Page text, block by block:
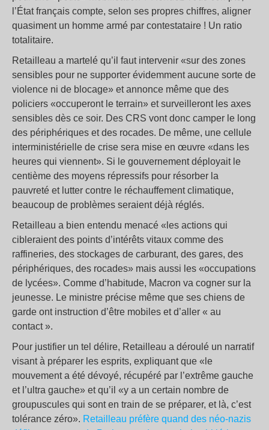
l’État français compte, selon ses propres chiffres, aligner
quasiment un homme armé par contestataire ! Un ratio
totalitaire.
Retailleau a martelé qu’il faut intervenir «sur des zones
sensibles pour ne supporter évidemment aucune sorte de
violence ni de blocage» et annonce même que des
policiers «occuperont le terrain» et surveilleront les axes
sensibles dès ce soir. Des CRS vont donc camper le long
des périphériques et des rocades. De même, une cellule
interministérielle de crise sera mise en œuvre «dans les
heures qui viennent». Si le gouvernement déployait le
centième des moyens répressifs pour résorber la
pauvreté et lutter contre le réchauffement climatique,
beaucoup de problèmes seraient déjà réglés.
Retailleau a bien entendu menacé «les actions qui
cibleraient des points d’intérêts vitaux comme des
raffineries, des stockages de carburant, des gares, des
périphériques, des rocades» mais aussi les «occupations
de lycées». Comme d’habitude, Macron va cogner sur la
jeunesse. Le ministre précise même que ses chiens de
garde ont instruction d’être mobiles et d’aller « au
contact ».
Pour justifier un tel délire, Retailleau a déroulé un narratif
visant à préparer les esprits, expliquant que «le
mouvement a été dévoyé, récupéré par l’extrême gauche
et l’ultra gauche» et qu’il «y a un certain nombre de
groupuscules qui sont en train de se préparer, et là, c’est
tolérance zéro». Retailleau préfère quand des néo-nazis